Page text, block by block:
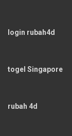
login rubah4d
togel Singapore
rubah 4d